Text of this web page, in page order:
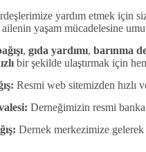
yardım etmek için
yaşam mücadelesine
, gıda yardımı, barınma
bir şekilde ulaştırmak için
Resmi web sitemizden hızlı
Derneğimizin resmi banka
Dernek merkezimize gelerek